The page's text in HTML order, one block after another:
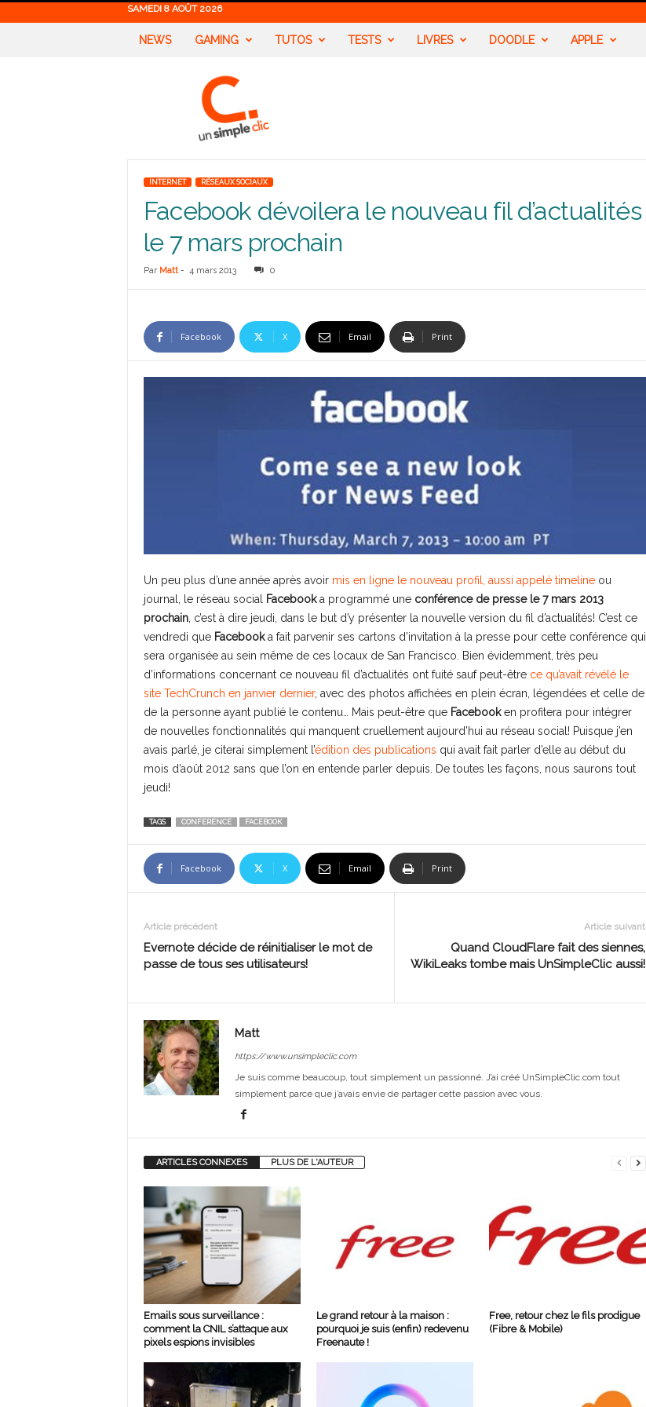
SAMEDI 8 AOÛT 2026
NEWS GAMING TUTOS TESTS LIVRES DOODLE APPLE
INTERNET RÉSEAUX SOCIAUX
Facebook dévoilera le nouveau fil d’actualités
le 7 mars prochain
Par Matt- 4 mars 2013 0
Facebook X Email Print
Un peu plus d’une année après avoir mis en ligne le nouveau profil, aussi appelé timelineou
journal, le réseau social
Facebooka programmé une conférence de presse le 7 mars 2013
prochain, c’est à dire jeudi, dans le but d’y présenter la nouvelle version du fil d’actualités! C’est ce
vendredi que Facebooka fait parvenir ses cartons d’invitation à la presse pour cette conférence qui
sera organisée au sein même de ces locaux de San Francisco. Bien évidemment, très peu
d’informations concernant ce nouveau fil d’actualités ont fuité sauf peut-être ce qu’avait révélé le
site TechCrunch en janvier dernier, avec des photos affichées en plein écran, légendées et celle de
de la personne ayant publié le contenu… Mais peut-être que Facebooken profitera pour intégrer
de nouvelles fonctionnalités qui manquent cruellement aujourd’hui au réseau social! Puisque j’en
avais parlé, je citerai simplement l’édition des publications qui avait fait parler d’elle au début du
mois d’août 2012 sans que l’on en entende parler depuis. De toutes les façons, nous saurons tout
jeudi!
TAGS CONFERENCE FACEBOOK
Facebook X Email Print
Article précédent
Evernote décide de réinitialiser le mot de
passe de tous ses utilisateurs!
Article suivant
Quand CloudFlare fait des siennes,
WikiLeaks tombe mais UnSimpleClic aussi!
Matt
https://www.unsimpleclic.com
Je suis comme beaucoup, tout simplement un passionné. J’ai créé UnSimpleClic.com tout
simplement parce que j’avais envie de partager cette passion avec vous.
ARTICLES CONNEXES PLUS DE L'AUTEUR
Emails sous surveillance :
comment la CNIL s’attaque aux
pixels espions invisibles
Le grand retour à la maison :
pourquoi je suis (enfin) redevenu
Freenaute !
Free, retour chez le fils prodigue
(Fibre & Mobile)